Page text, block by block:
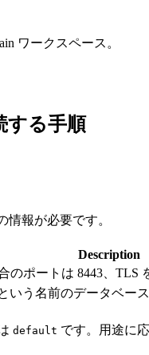
ワークスペース。
する手順
情報が必要です。
Description
のポートは 8443、TLS
いう名前のデータベー
default です。用途に